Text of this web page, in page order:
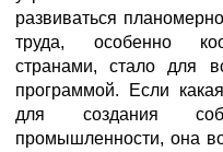
развиваться
труда, особенно
странами, стало для
программой. Если
для создания
промышленности, она